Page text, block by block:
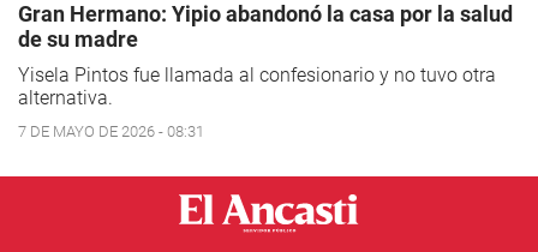
Gran Hermano: Yipio abandonó la casa por la salud
de su madre
Yisela Pintos fue llamada al confesionario y no tuvo otra
alternativa.
7 DE MAYO DE 2026 - 08:31